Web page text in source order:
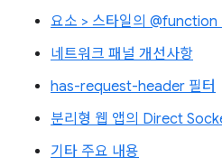
요소 > 스타일의 @function
네트워크 패널 개선사항
has-request-header 필터
분리형 웹 앱의 Direct
기타 주요 내용